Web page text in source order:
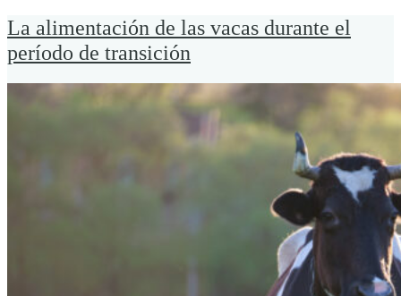
La alimentación de las vacas durante el
período de transición